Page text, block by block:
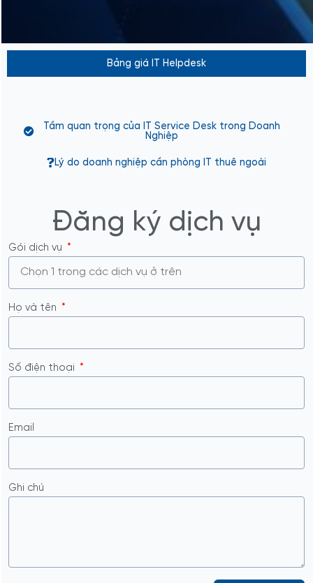
Bảng giá IT Helpdesk
Tầm quan trọng của IT Service Desk trong Doanh
Nghiệp
Lý do doanh nghiệp cần phòng IT thuê ngoài
Đăng ký dịch vụ
Gói dịch vụ
Họ và tên
Số điện thoại
Email
Ghi chú